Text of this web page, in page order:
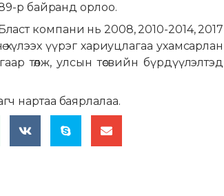
р байранд орлоо.
компани нь 2008, 2010-2014, 2017
үүрэг хариуцлагаа ухамсарлан
төлж, улсын төсвийн бүрдүүлэлтэд
нартаа баярлалаа.